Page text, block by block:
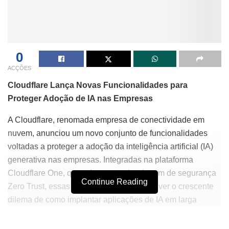
0
ACÇÕES
Cloudflare Lança Novas Funcionalidades para
Proteger Adoção de IA nas Empresas
A Cloudflare, renomada empresa de conectividade em
nuvem, anunciou um novo conjunto de funcionalidades
voltadas a proteger a adoção da inteligência artificial (IA)
generativa nas empresas. Integradas na plataforma
Cloudflare One, que adota uma abordagem de segurança
Zero Trust, essas ferramentas visam resolver o crescente
dilema de como implantar aplicações de IA em larga
Continue Reading